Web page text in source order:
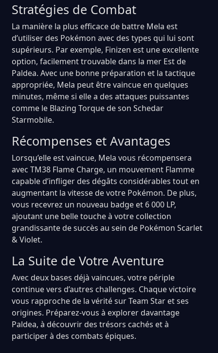
Stratégies de Combat
La manière la plus efficace de battre Mela est
d’utiliser des Pokémon avec des types qui lui sont
supérieurs. Par exemple, Finizen est une excellente
option, facilement trouvable dans la mer Est de
Paldea. Avec une bonne préparation et la tactique
appropriée, Mela peut être vaincue en quelques
minutes, même si elle a des attaques puissantes
comme le Blazing Torque de son Schedar
Starmobile.
Récompenses et Avantages
Lorsqu’elle est vaincue, Mela vous récompensera
avec TM38 Flame Charge, un mouvement Flamme
capable d’infliger des dégâts considérables tout en
augmentant la vitesse de votre Pokémon. De plus,
vous recevrez un nouveau badge et 6 000 LP,
ajoutant une belle touche à votre collection
grandissante de succès au sein de Pokémon Scarlet
& Violet.
La Suite de Votre Aventure
Avec deux bases déjà vaincues, votre périple
continue vers d’autres challenges. Chaque victoire
vous rapproche de la vérité sur Team Star et ses
origines. Préparez-vous à explorer davantage
Paldea, à découvrir des trésors cachés et à
participer à des combats épiques.